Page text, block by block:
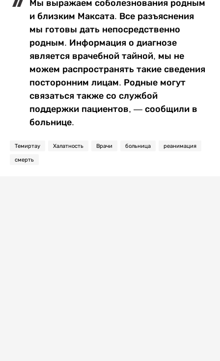
Мы выражаем соболезнования родным
и близким Максата. Все разъяснения
мы готовы дать непосредственно
родным. Информация о диагнозе
является врачебной тайной, мы не
можем распространять такие сведения
посторонним лицам. Родные могут
связаться также со службой
поддержки пациентов, — сообщили в
больнице.
Темиртау Халатность Врачи больница реанимация
смерть